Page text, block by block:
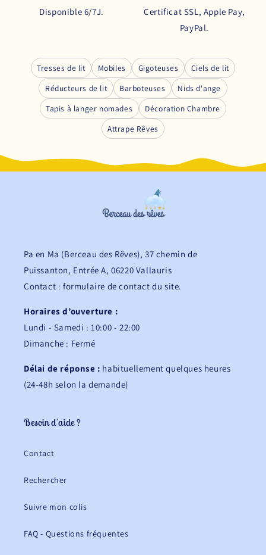
Disponible 6/7J.
Certificat SSL, Apple Pay,
PayPal.
Tresses de lit Mobiles Gigoteuses
Ciels de lit
Réducteurs de lit
Barboteuses
Nids d'ange
Tapis à langer nomades
Décoration Chambre
Attrape Rêves
Pa en Ma (Berceau des Rêves), 37 chemin de
Puissanton, Entrée A, 06220 Vallauris
Contact : formulaire de contact du site.
Horaires d’ouverture :
Lundi - Samedi : 10:00 - 22:00
Dimanche : Fermé
Délai de réponse : habituellement quelques heures
(24-48h selon la demande)
Besoin d'aide ?
Contact
Rechercher
Suivre mon colis
FAQ - Questions fréquentes